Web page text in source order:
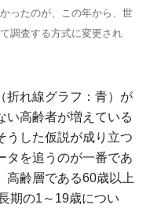
ったのが、この年から、世
調査する方式に変更され
折れ線グラフ：青）が
い高齢者が増えている
うした仮説が成り立つ
タを追うのが一番であ
高齢層である60歳以上
期の1～19歳につい